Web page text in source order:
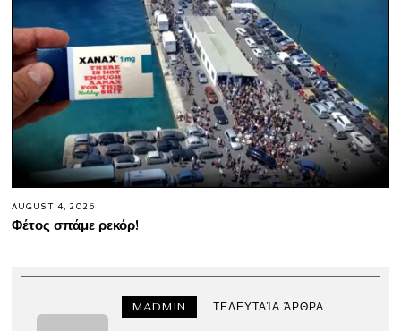
AUGUST 4, 2026
Φέτος σπάμε ρεκόρ!
MADMIN ΤΕΛΕΥΤΑΊΑ ΆΡΘΡΑ